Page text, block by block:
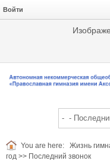
Войти
You are here: Жизнь
год >> Последний звонок